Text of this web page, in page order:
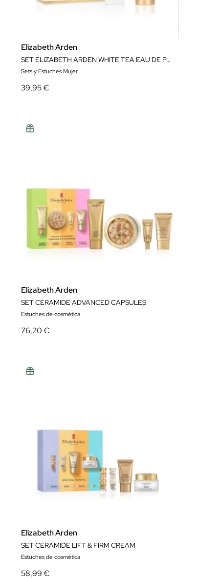
Elizabeth Arden
SET ELIZABETH ARDEN WHITE TEA EAU DE PARFUM
Sets y Estuches Mujer
39,95 €
Elizabeth Arden
SET CERAMIDE ADVANCED CAPSULES
Estuches de cosmética
76,20 €
Elizabeth Arden
SET CERAMIDE LIFT & FIRM CREAM
Estuches de cosmética
58,99 €